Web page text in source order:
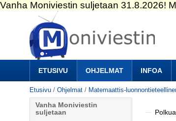
Siirry
sisältöön.
|
Siirry
navigointiin
ETUSIVU OHJELMAT INFOA
Etusivu /Ohjelmat / Matemaattis-
Vanha Moniviestin
suljetaan